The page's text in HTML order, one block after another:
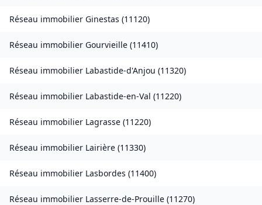
Réseau immobilier Ginestas (11120)
Réseau immobilier Gourvieille (11410)
Réseau immobilier Labastide-d'Anjou (11320)
Réseau immobilier Labastide-en-Val (11220)
Réseau immobilier Lagrasse (11220)
Réseau immobilier Lairière (11330)
Réseau immobilier Lasbordes (11400)
Réseau immobilier Lasserre-de-Prouille (11270)